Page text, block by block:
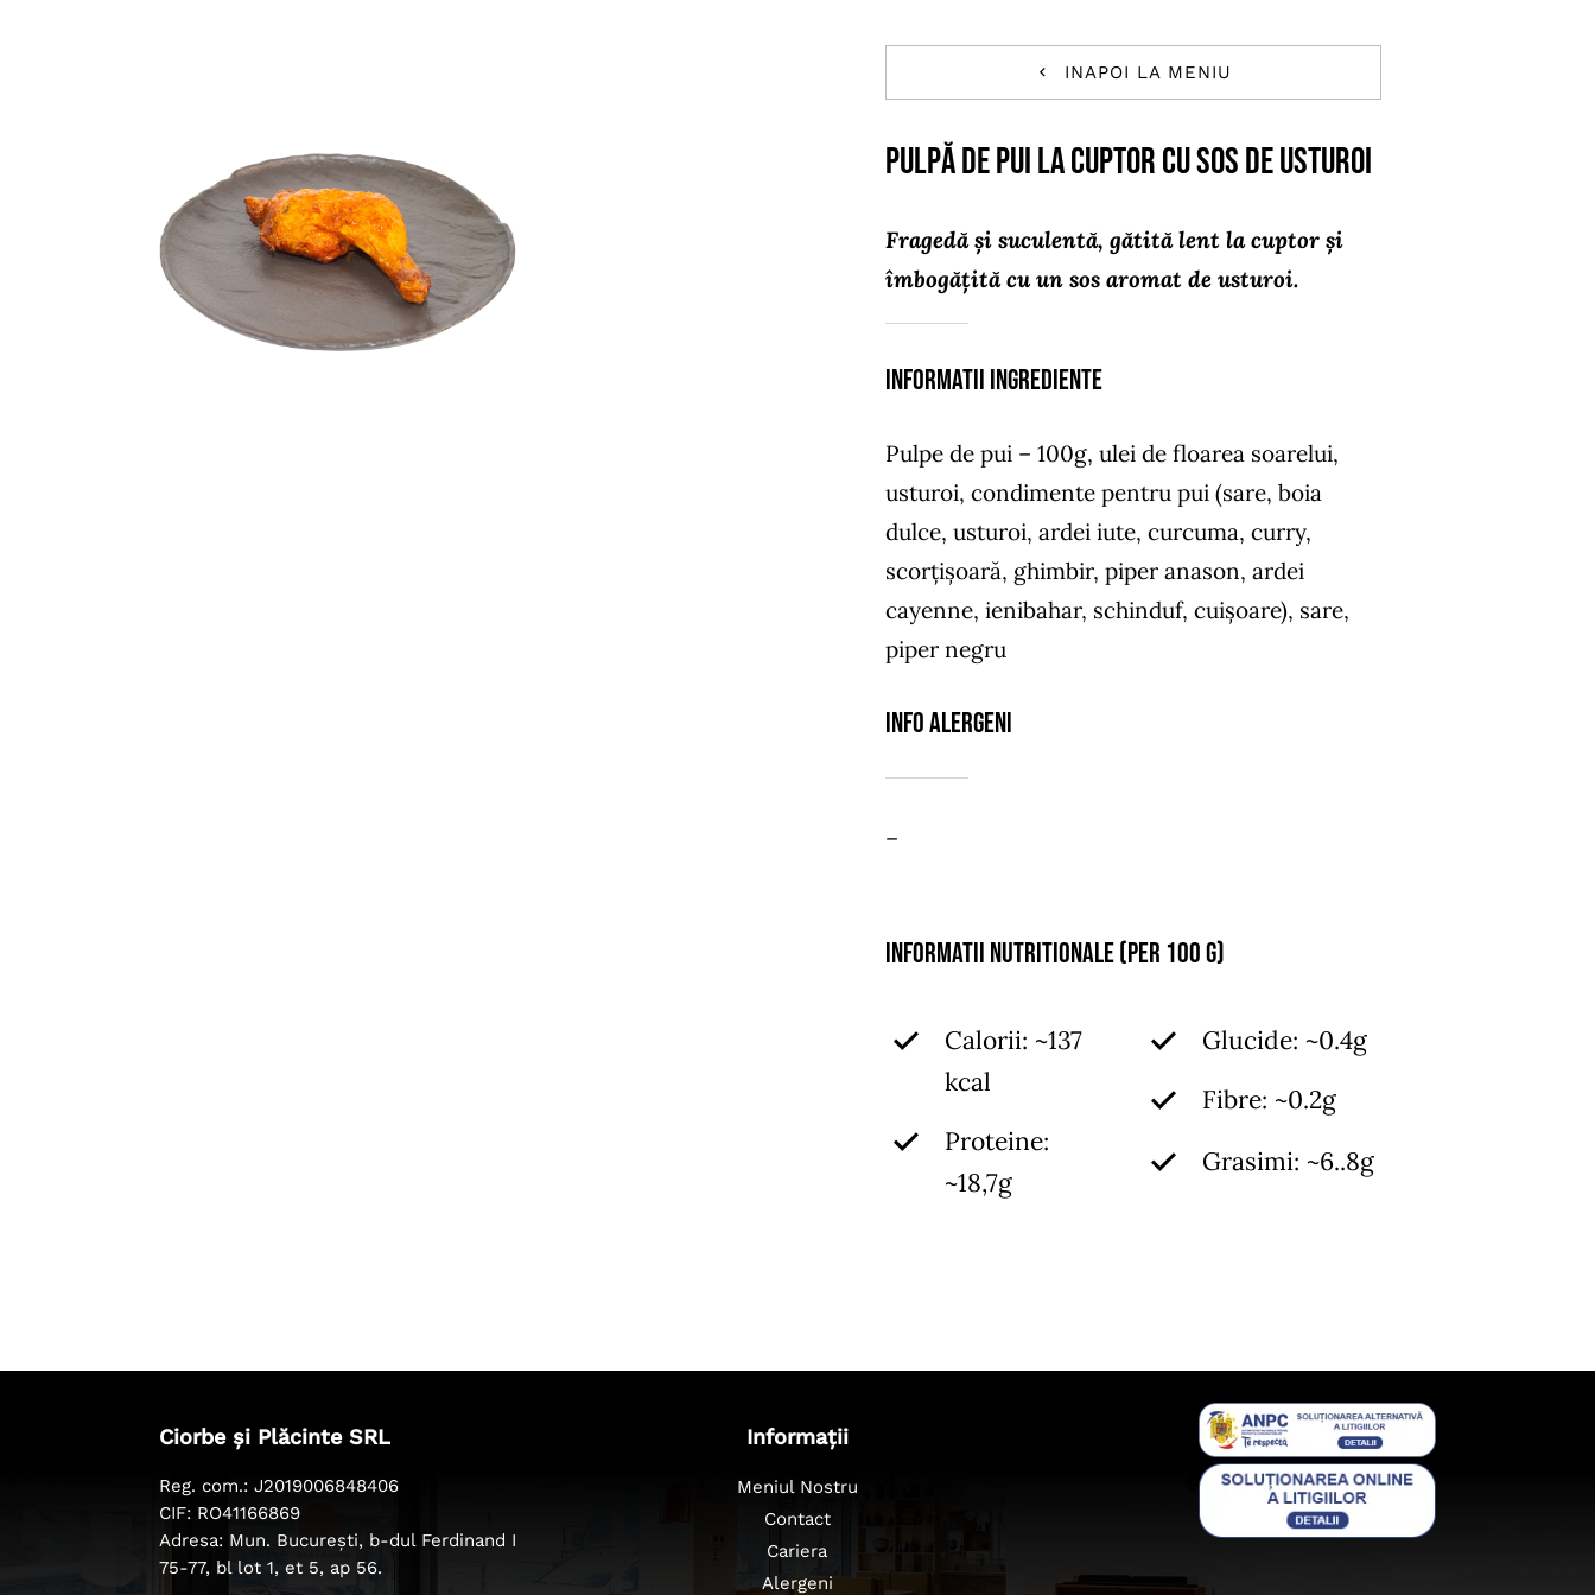
INAPOI LA MENIU
Pulpă de pui la cuptor cu sos de usturoi
Fragedă și suculentă, gătită lent la cuptor și
îmbogățită cu un sos aromat de usturoi.
Informatii ingrediente
Pulpe de pui – 100g, ulei de floarea soarelui,
usturoi, condimente pentru pui (sare, boia
dulce, usturoi, ardei iute, curcuma, curry,
scorțișoară, ghimbir, piper anason, ardei
cayenne, ienibahar, schinduf, cuișoare), sare,
piper negru
Info Alergeni
–
Informatii nutritionale (per 100 g)
Calorii: ~137
kcal
Proteine:
~18,7g
Glucide: ~0.4g
Fibre: ~0.2g
Grasimi: ~6..8g
Ciorbe și Plăcinte SRL
Reg. com.: J2019006848406
CIF: RO41166869
Adresa: Mun. București, b-dul Ferdinand I
75-77, bl lot 1, et 5, ap 56.
Informații
Meniul Nostru
Contact
Cariera
Alergeni